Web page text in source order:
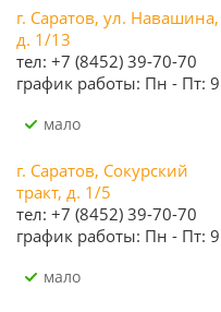
г. Саратов, ул. Навашина,
д. 1/13
тел: +7 (8452) 39-70-70
график работы: Пн - Пт:
Мало
г. Саратов, Сокурский
тракт, д. 1/5
тел: +7 (8452) 39-70-70
график работы: Пн - Пт:
Мало